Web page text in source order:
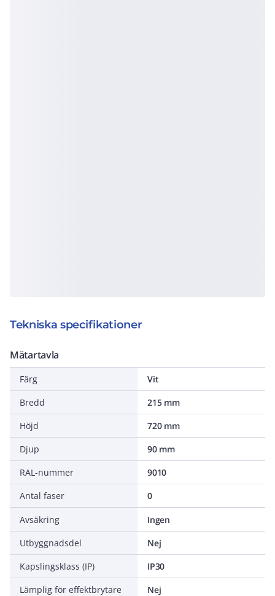
Tekniska specifikationer
Mätartavla
Färg
Vit
Bredd
215 mm
Höjd
720 mm
Djup
90 mm
RAL-nummer
9010
Antal faser
0
Avsäkring
Ingen
Utbyggnadsdel
Nej
Kapslingsklass (IP)
IP30
Lämplig för effektbrytare
Nej